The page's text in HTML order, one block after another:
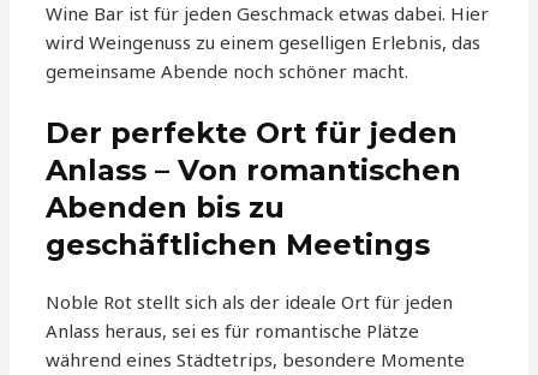
Wine Bar ist für jeden Geschmack etwas dabei. Hier
wird Weingenuss zu einem geselligen Erlebnis, das
gemeinsame Abende noch schöner macht.
Der perfekte Ort für jeden
Anlass – Von romantischen
Abenden bis zu
geschäftlichen Meetings
Noble Rot stellt sich als der ideale Ort für jeden
Anlass heraus, sei es für romantische Plätze
während eines Städtetrips, besondere Momente